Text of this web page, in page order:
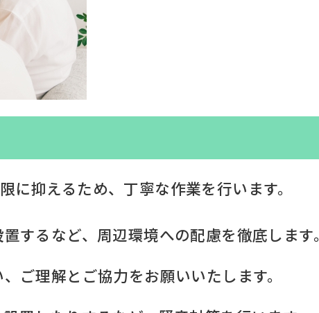
抑えるため、丁寧な作業を行います。
するなど、周辺環境への配慮を徹底します。
ご理解とご協力をお願いいたします。